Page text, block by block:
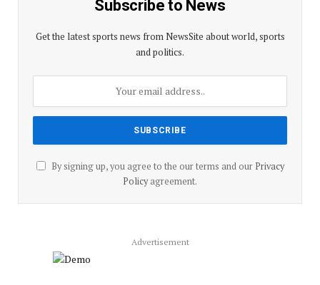
Subscribe to News
Get the latest sports news from NewsSite about world, sports
and politics.
By signing up, you agree to the our terms and our Privacy
Policyagreement.
Advertisement